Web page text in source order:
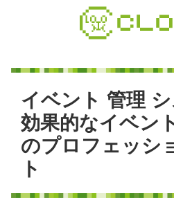
イベン ト 管理 シ
効果的なイベン
のプロフェッシ
ト